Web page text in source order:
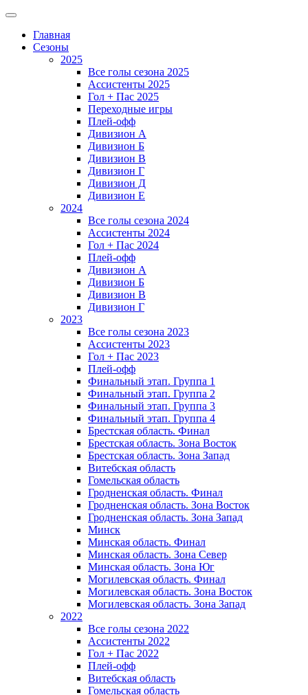
Главная
Сезоны
2025
Все голы сезона 2025
Ассистенты 2025
Гол + Пас 2025
Переходные игры
Плей-офф
Дивизион A
Дивизион Б
Дивизион В
Дивизион Г
Дивизион Д
Дивизион Е
2024
Все голы сезона 2024
Ассистенты 2024
Гол + Пас 2024
Плей-офф
Дивизион A
Дивизион Б
Дивизион В
Дивизион Г
2023
Все голы сезона 2023
Ассистенты 2023
Гол + Пас 2023
Плей-офф
Финальный этап. Группа 1
Финальный этап. Группа 2
Финальный этап. Группа 3
Финальный этап. Группа 4
Брестская область. Финал
Брестская область. Зона Восток
Брестская область. Зона Запад
Витебская область
Гомельская область
Гродненская область. Финал
Гродненская область. Зона Восток
Гродненская область. Зона Запад
Минск
Минская область. Финал
Минская область. Зона Север
Минская область. Зона Юг
Могилевская область. Финал
Могилевская область. Зона Восток
Могилевская область. Зона Запад
2022
Все голы сезона 2022
Ассистенты 2022
Гол + Пас 2022
Плей-офф
Витебская область
Гомельская область